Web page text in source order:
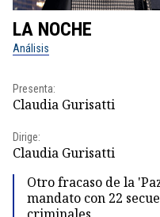
LA NOCHE
Análisis
Presenta:
Claudia Gurisatti
Dirige:
Claudia Gurisatti
Otro fracaso de la
mandato con 22
criminales